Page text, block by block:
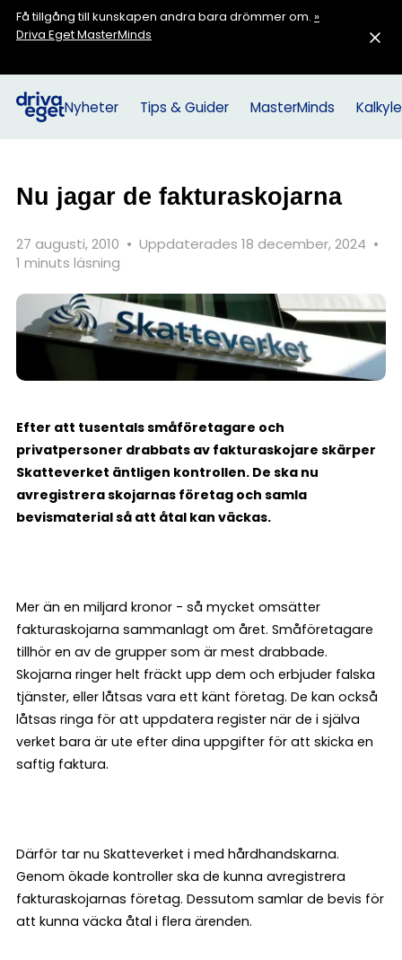
Få tillgång till kunskapen andra bara drömmer om. »
Driva Eget MasterMinds
Nyheter Tips & Guider MasterMinds
Nu jagar de fakturaskojarna
27 augusti, 2010 • Uppdaterades 18 december, 2024 •
1 minuts läsning
Efter att tusentals småföretagare och
privatpersoner drabbats av fakturaskojare skärper
Skatteverket äntligen kontrollen. De ska nu
avregistrera skojarnas företag och samla
bevismaterial så att åtal kan väckas.
Mer än en miljard kronor - så mycket omsätter
fakturaskojarna sammanlagt om året. Småföretagare
tillhör en av de grupper som är mest drabbade.
Skojarna ringer helt fräckt upp dem och erbjuder falska
tjänster, eller låtsas vara ett känt företag. De kan också
låtsas ringa för att uppdatera register när de i själva
verket bara är ute efter dina uppgifter för att skicka en
saftig faktura.
Därför tar nu Skatteverket i med hårdhandskarna.
Genom ökade kontroller ska de kunna avregistrera
fakturaskojarnas företag. Dessutom samlar de bevis för
att kunna väcka åtal i flera ärenden.